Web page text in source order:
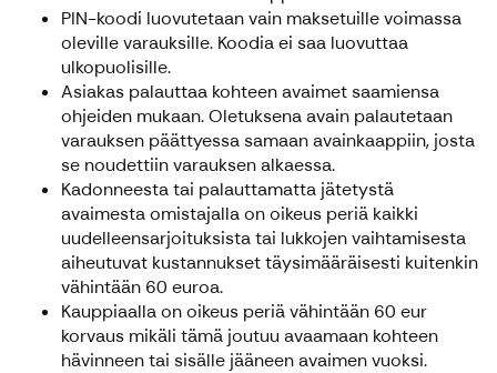
PIN-koodi luovutetaan vain maksetuille voimassa
oleville varauksille. Koodia ei saa luovuttaa
ulkopuolisille.
Asiakas palauttaa kohteen avaimet saamiensa
ohjeiden mukaan. Oletuksena avain palautetaan
varauksen päättyessa samaan avainkaappiin, josta
se noudettiin varauksen alkaessa.
Kadonneesta tai palauttamatta jätetystä
avaimesta omistajalla on oikeus periä kaikki
uudelleensarjoituksista tai lukkojen vaihtamisesta
aiheutuvat kustannukset täysimääräisesti kuitenkin
vähintään 60 euroa.
Kauppiaalla on oikeus periä vähintään 60 eur
korvaus mikäli tämä joutuu avaamaan kohteen
hävinneen tai sisälle jääneen avaimen vuoksi.